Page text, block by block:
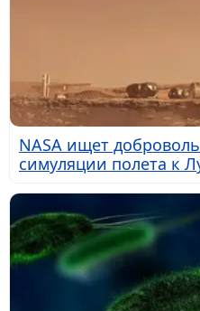
NASA ищет
симуляции полета к